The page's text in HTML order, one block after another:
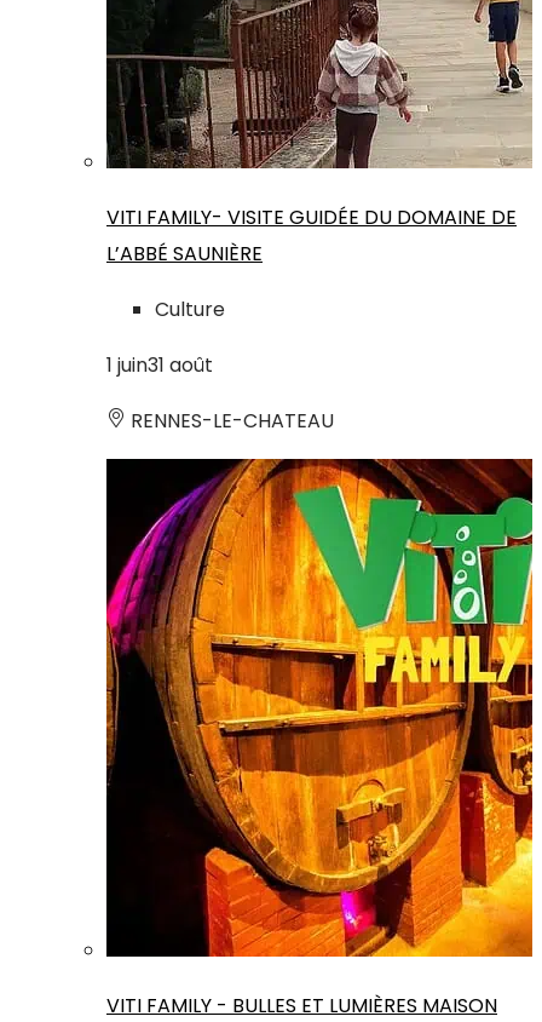
VITI FAMILY- VISITE GUIDÉE DU DOMAINE DE
L’ABBÉ SAUNIÈRE
Culture
1 juin31 août
RENNES-LE-CHATEAU
VITI FAMILY - BULLES ET LUMIÈRES MAISON